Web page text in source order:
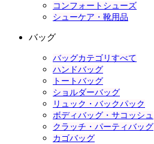
コンフォートシューズ
シューケア・靴用品
バッグ
バッグカテゴリすべて
ハンドバッグ
トートバッグ
ショルダーバッグ
リュック・バックパック
ボディバッグ・サコッシュ
クラッチ・パーティバッグ
カゴバッグ